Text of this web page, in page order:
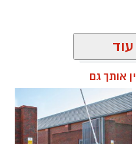
אותך גם